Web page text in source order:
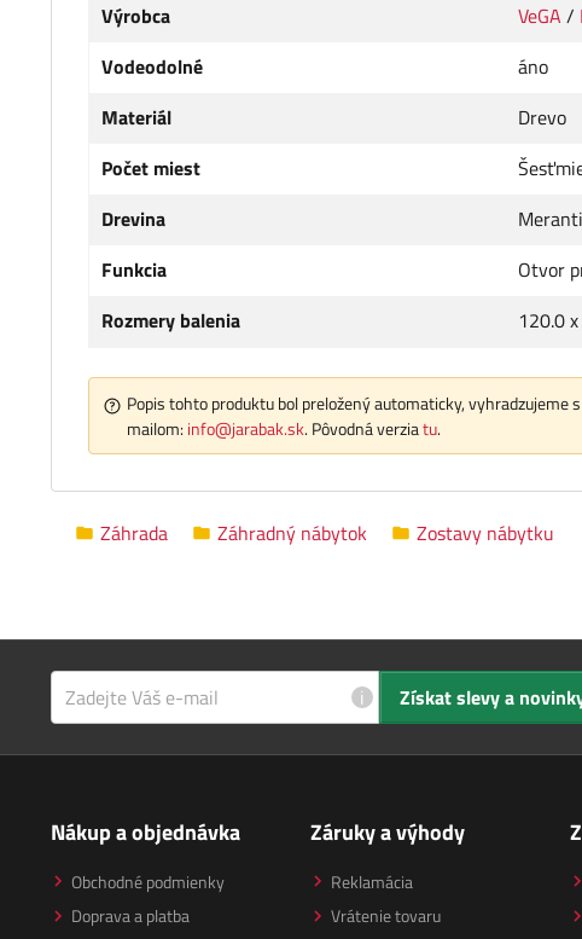
Výrobca
VeGA /
Vodeodolné
áno
Materiál
Drevo
Počet miest
Drevina
Meranti
Funkcia
Otvor
Rozmery balenia
120.0
Popis tohto produktu bol preložený automaticky,
mailom: info@jarabak.sk. Pôvodná verziatu.
Záhrada Záhradný nábytok Zostavy nábytku
i Získat slevy a
Nákup a objednávka
Obchodné podmienky
Doprava a platba
Záruky a výhody
Reklamácia
Vrátenie tovaru